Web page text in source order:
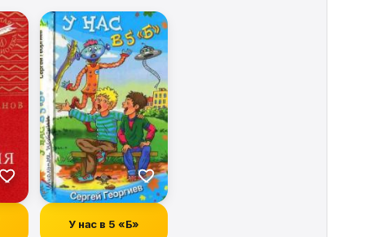
У нас в 5 «Б»